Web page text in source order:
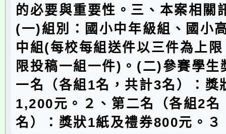
的必要與重要性。三、本案相關
(一)組別：國小中年級組、國小
中組(每校每組送件以三件為上
限投稿一組一件)。(二)參賽學生
一名（各組1名，共計3名）：獎
1,200元。２、第二名（各組2名
名）：獎狀1紙及禮券800元。３